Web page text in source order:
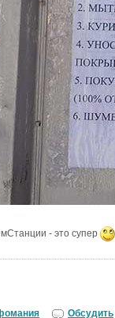
- это супер
Обсудить